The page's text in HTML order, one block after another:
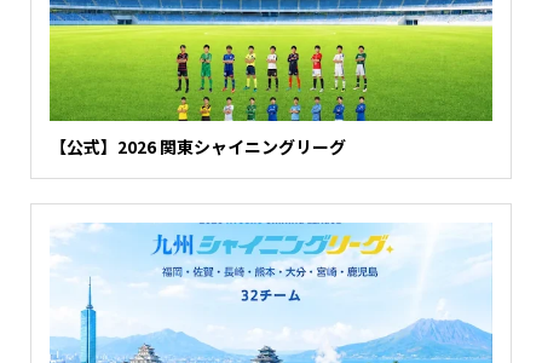
【公式】2026 関東シャイニングリーグ